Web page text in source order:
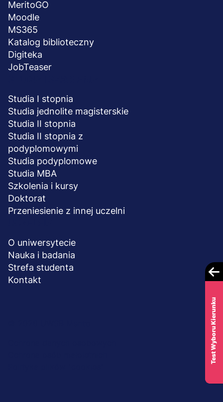
MeritoGO
Moodle
MS365
Katalog biblioteczny
Digiteka
JobTeaser
Studia I stopnia
Studia jednolite magisterskie
Studia II stopnia
Studia II stopnia z
podyplomowymi
Studia podyplomowe
Studia MBA
Szkolenia i kursy
Doktorat
Przeniesienie z innej uczelni
O uniwersytecie
Nauka i badania
Strefa studenta
Kontakt
Test Wyboru Kierunku